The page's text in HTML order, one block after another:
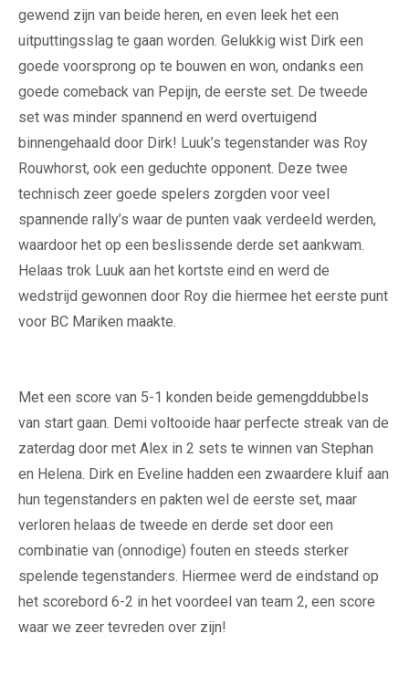
gewend zijn van beide heren, en even leek het een
uitputtingsslag te gaan worden. Gelukkig wist Dirk een
goede voorsprong op te bouwen en won, ondanks een
goede comeback van Pepijn, de eerste set. De tweede
set was minder spannend en werd overtuigend
binnengehaald door Dirk! Luuk’s tegenstander was Roy
Rouwhorst, ook een geduchte opponent. Deze twee
technisch zeer goede spelers zorgden voor veel
spannende rally’s waar de punten vaak verdeeld werden,
waardoor het op een beslissende derde set aankwam.
Helaas trok Luuk aan het kortste eind en werd de
wedstrijd gewonnen door Roy die hiermee het eerste punt
voor BC Mariken maakte.
Met een score van 5-1 konden beide gemengddubbels
van start gaan. Demi voltooide haar perfecte streak van de
zaterdag door met Alex in 2 sets te winnen van Stephan
en Helena. Dirk en Eveline hadden een zwaardere kluif aan
hun tegenstanders en pakten wel de eerste set, maar
verloren helaas de tweede en derde set door een
combinatie van (onnodige) fouten en steeds sterker
spelende tegenstanders. Hiermee werd de eindstand op
het scorebord 6-2 in het voordeel van team 2, een score
waar we zeer tevreden over zijn!